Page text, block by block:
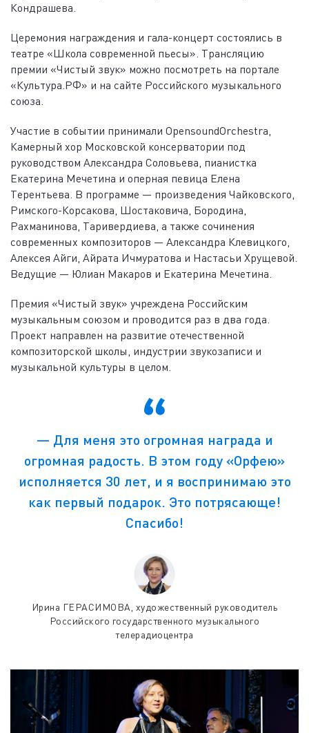
Кондрашева.
Церемония награждения и гала-концерт состоялись в
театре «Школа современной пьесы». Трансляцию
премии «Чистый звук» можно посмотреть на портале
«Культура.РФ» и на сайте Российского музыкального
союза.
Участие в событии принимали OpensoundOrchestra,
Камерный хор Московской консерватории под
руководством Александра Соловьева, пианистка
Екатерина Мечетина и оперная певица Елена
Терентьева. В программе — произведения Чайковского,
Римского-Корсакова, Шостаковича, Бородина,
Рахманинова, Таривердиева, а также сочинения
современных композиторов — Александра Клевицкого,
Алексея Айги, Айрата Ичмуратова и Настасьи Хрущевой.
Ведущие — Юлиан Макаров и Екатерина Мечетина.
Премия «Чистый звук» учреждена Российским
музыкальным союзом и проводится раз в два года.
Проект направлен на развитие отечественной
композиторской школы, индустрии звукозаписи и
музыкальной культуры в целом.
― Для меня это огромная награда и
огромная радость. В этом году «Орфею»
исполняется 30 лет, и я воспринимаю это
как первый подарок. Это потрясающе!
Спасибо!
Ирина ГЕРАСИМОВА, художественный руководитель
Российского государственного музыкального
телерадиоцентра